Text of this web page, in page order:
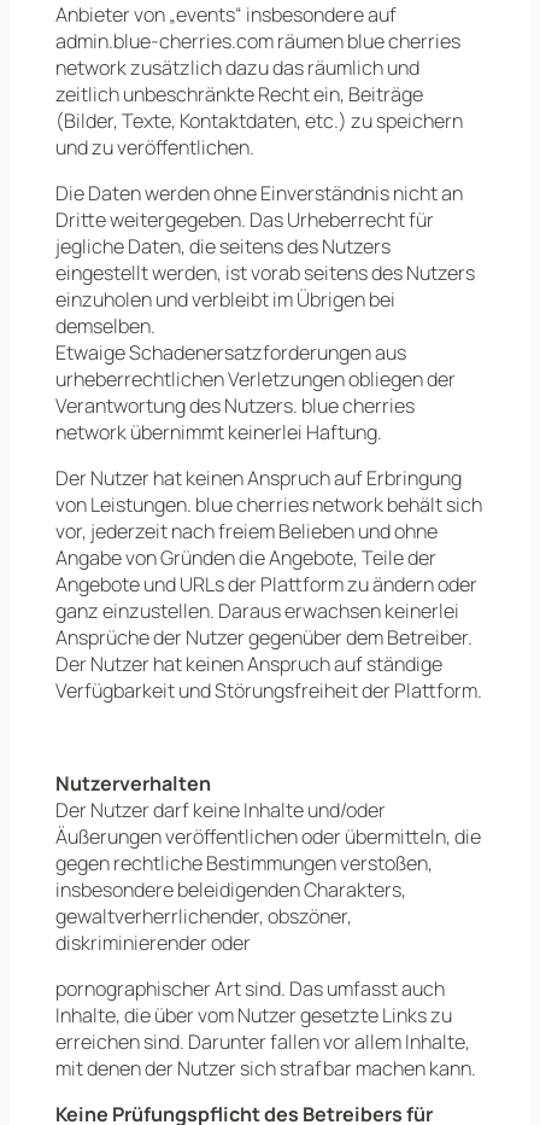
Anbieter von „events“ insbesondere auf
admin.blue-cherries.com räumen blue cherries
network zusätzlich dazu das räumlich und
zeitlich unbeschränkte Recht ein, Beiträge
(Bilder, Texte, Kontaktdaten, etc.) zu speichern
und zu veröffentlichen.
Die Daten werden ohne Einverständnis nicht an
Dritte weitergegeben. Das Urheberrecht für
jegliche Daten, die seitens des Nutzers
eingestellt werden, ist vorab seitens des Nutzers
einzuholen und verbleibt im Übrigen bei
demselben.
Etwaige Schadenersatzforderungen aus
urheberrechtlichen Verletzungen obliegen der
Verantwortung des Nutzers. blue cherries
network übernimmt keinerlei Haftung.
Der Nutzer hat keinen Anspruch auf Erbringung
von Leistungen. blue cherries network behält sich
vor, jederzeit nach freiem Belieben und ohne
Angabe von Gründen die Angebote, Teile der
Angebote und URLs der Plattform zu ändern oder
ganz einzustellen. Daraus erwachsen keinerlei
Ansprüche der Nutzer gegenüber dem Betreiber.
Der Nutzer hat keinen Anspruch auf ständige
Verfügbarkeit und Störungsfreiheit der Plattform.
Nutzerverhalten
Der Nutzer darf keine Inhalte und/oder
Äußerungen veröffentlichen oder übermitteln, die
gegen rechtliche Bestimmungen verstoßen,
insbesondere beleidigenden Charakters,
gewaltverherrlichender, obszöner,
diskriminierender oder
pornographischer Art sind. Das umfasst auch
Inhalte, die über vom Nutzer gesetzte Links zu
erreichen sind. Darunter fallen vor allem Inhalte,
mit denen der Nutzer sich strafbar machen kann.
Keine Prüfungspflicht des Betreibers für